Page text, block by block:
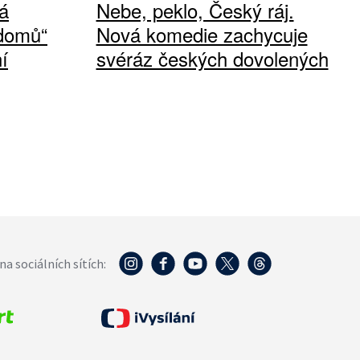
Nebe, peklo, Český ráj.
Nová komedie zachycuje
svéráz českých dovolených
sociálních sítích: